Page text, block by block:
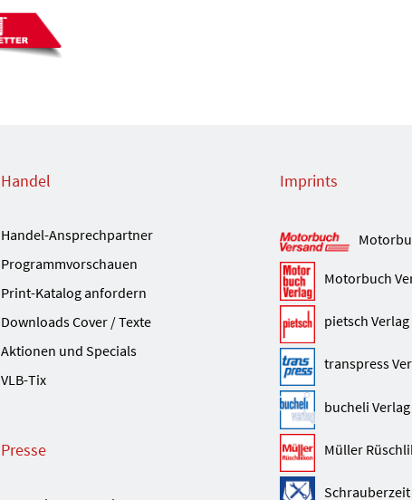
Handel
Handel-Ansprechpartner
Programmvorschauen
Print-Katalog anfordern
Downloads Cover / Texte
Aktionen und Specials
VLB-Tix
Presse
Imprints
Motorbuch
pietsch Verlag
transpress
bucheli Verlag
Müller
Schrauberzeit